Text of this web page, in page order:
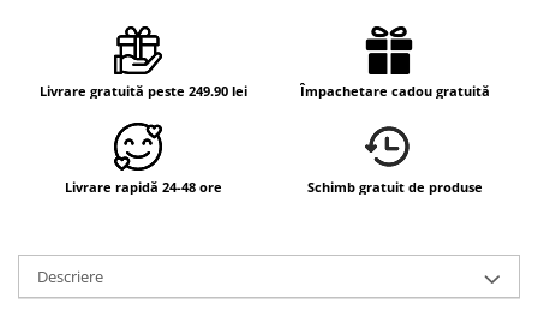
Livrare gratuită peste 249.90 lei Împachetare cadou gratuită
Livrare rapidă 24-48 ore Schimb gratuit de produse
Descriere